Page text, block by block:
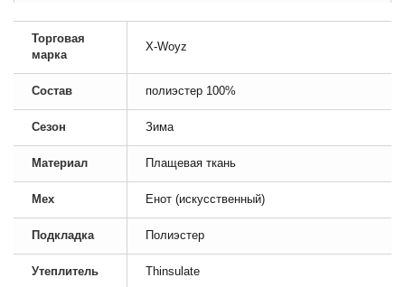
Торговая
марка
X-Woyz
Состав полиэстер 100%
Сезон Зима
Материал Плащевая ткань
Мех Енот (искусственный)
Подкладка Полиэстер
Утеплитель Thinsulate